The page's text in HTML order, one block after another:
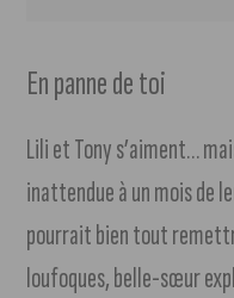
En panne de toi
Lili et Tony s’aiment…
inattendue à un mois de
pourrait bien tout
loufoques, belle-sœur